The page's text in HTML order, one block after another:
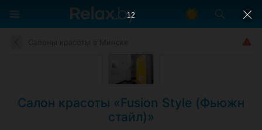
Салон красоты «Fusion Style (Фьюжн
стайл)»
11